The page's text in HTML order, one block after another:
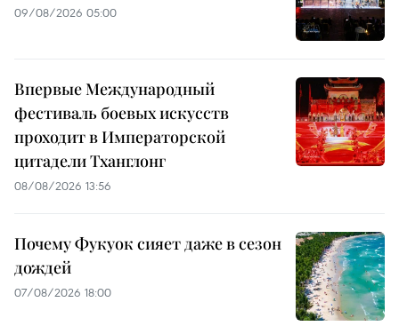
09/08/2026 05:00
Впервые Международный
фестиваль боевых искусств
проходит в Императорской
цитадели Тханглонг
08/08/2026 13:56
Почему Фукуок сияет даже в сезон
дождей
07/08/2026 18:00